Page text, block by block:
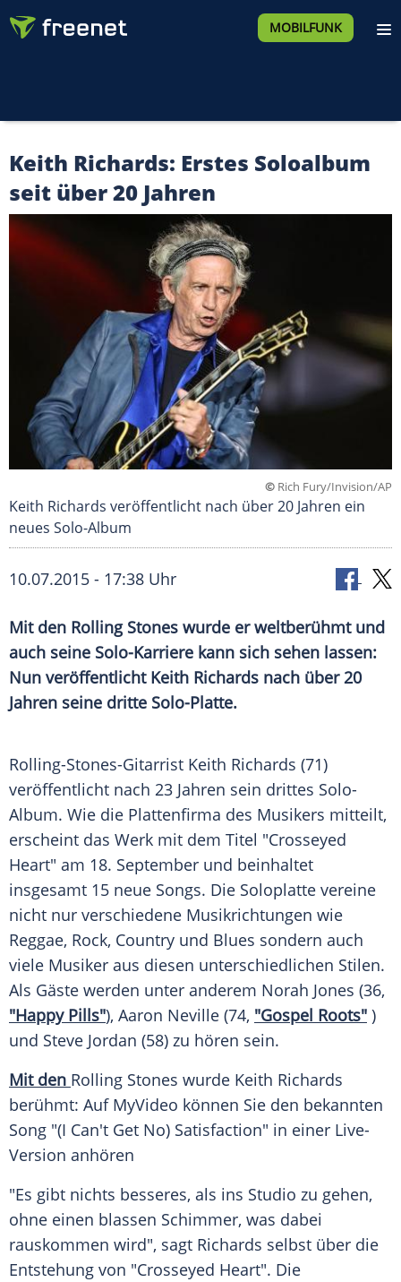
MOBILFUNK
Keith Richards: Erstes Soloalbum
seit über 20 Jahren
© Rich Fury/Invision/AP
Keith Richards veröffentlicht nach über 20 Jahren ein
neues Solo-Album
10.07.2015 - 17:38 Uhr
Mit den Rolling Stones wurde er weltberühmt und
auch seine Solo-Karriere kann sich sehen lassen:
Nun veröffentlicht Keith Richards nach über 20
Jahren seine dritte Solo-Platte.
Rolling-Stones-Gitarrist Keith Richards (71)
veröffentlicht nach 23 Jahren sein drittes Solo-
Album. Wie die Plattenfirma des Musikers mitteilt,
erscheint das Werk mit dem Titel "Crosseyed
Heart" am 18. September und beinhaltet
insgesamt 15 neue Songs. Die Soloplatte vereine
nicht nur verschiedene Musikrichtungen wie
Reggae, Rock, Country und Blues sondern auch
viele Musiker aus diesen unterschiedlichen Stilen.
Als Gäste werden unter anderem Norah Jones (36,
"Happy Pills"), Aaron Neville (74, "Gospel Roots" )
und Steve Jordan (58) zu hören sein.
Mit den Rolling Stones wurde Keith Richards
berühmt: Auf MyVideo können Sie den bekannten
Song "(I Can't Get No) Satisfaction" in einer Live-
Version anhören
"Es gibt nichts besseres, als ins Studio zu gehen,
ohne einen blassen Schimmer, was dabei
rauskommen wird", sagt Richards selbst über die
Entstehung von "Crosseyed Heart". Die